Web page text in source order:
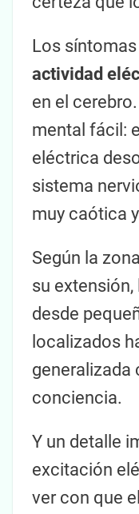
Los
actividad
en el
mental fácil:
eléctrica
sistema
muy caótica
Según la
su
desde
localizados
generalizada
conciencia.
Y un detalle
excitación
ver con que